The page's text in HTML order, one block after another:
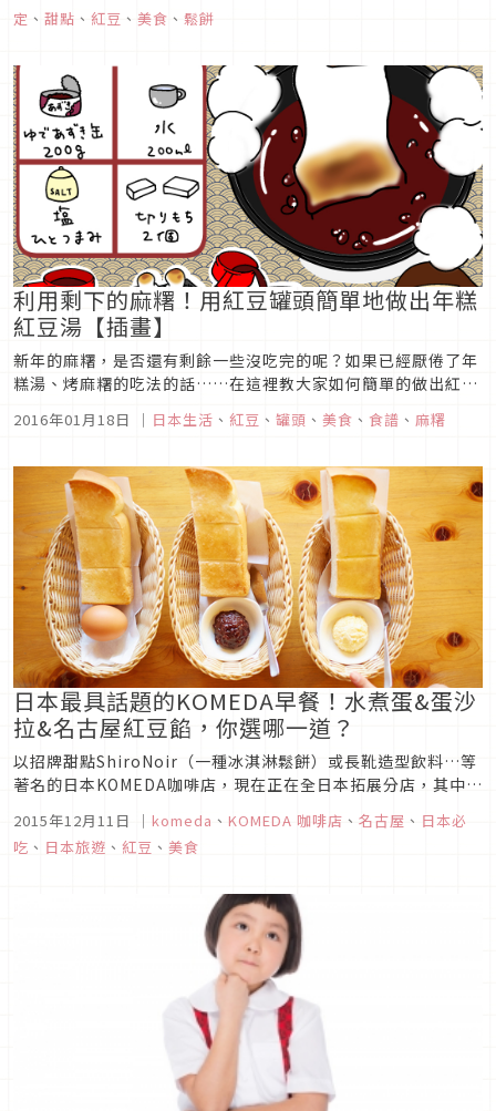
愛知縣特色的餐點」的要求，麥當勞與當地員工一同思考。 當網
定 、 甜點 、 紅豆 、 美食 、 鬆餅
利用剩下的麻糬！用紅豆罐頭簡單地做出年糕
紅豆湯【插畫】
新年的麻糬，是否還有剩餘一些沒吃完的呢？如果已經厭倦了年
糕湯、烤麻糬的吃法的話……在這裡教大家如何簡單的做出紅豆
更加方便喔！來介紹簡易又容易上手的食譜。用鍋子將紅豆罐
燒焦為主，煮完後熄火就...
2016年01月18日 ｜ 日本生活 、 紅豆 、 罐頭 、 美食 、 食譜 、 麻糬
日本最具話題的KOMEDA早餐！水煮蛋&蛋沙
拉&名古屋紅豆餡，你選哪一道？
以招牌甜點ShiroNoir（一種冰淇淋鬆餅）或長靴造型飲料…等
著名的日本KOMEDA咖啡店，現在正在全日本拓展分店，其中發
揚於名古屋的「早餐服務」也被視為該店吸引眾人目光的一項特
色。KOMEDA的早餐服務將於12月1日起有所改變！！雖然到目
前為止都隨吐司附贈溫水煮蛋，但除了水煮蛋之外，還能從另加
2015年12月11日 ｜ komeda 、 KOMEDA 咖啡店 、 名古屋 、 日本必
吃 、 日本旅遊 、 紅豆 、 美食